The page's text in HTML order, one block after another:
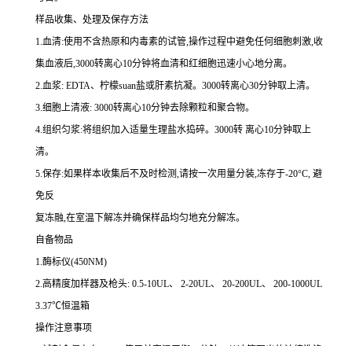
样品收集、处理及保存方法
1.血清:使用不含热原和内毒素的试管,操作过程中避免任何细胞刺激,收
集血液后,3000转离心10分钟将血清和红细胞迅速小心地分离。
2.血浆: EDTA、柠檬suan盐或肝素抗凝。 3000转离心30分钟取上清。
3.细胞上清液: 3000转离心10分钟去除颗粒和聚合物。
4.组织匀浆:将组织加入适量生理盐水捣碎。 3000转 离心10分钟取上
清。
5.保存:如果样本收集后不及时检测,请按一次用量分装,冻存于-20°C, 避
免反
复冻融,在室温下解冻并确保样品均匀地充分解冻。
自备物品
1.酶标仪(450NM)
2.高精度加样器及枪头: 0.5-10UL、 2-20UL、 20-200UL、 200-1000UL
3.37℃恒温箱
操作注意事项